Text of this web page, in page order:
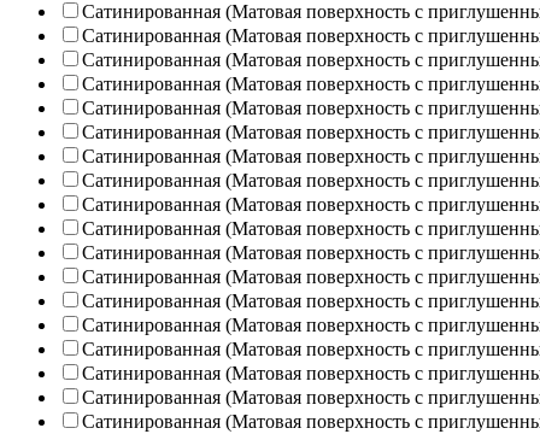
Сатинированная (Матовая поверхность с
Сатинированная (Матовая поверхность с
Сатинированная (Матовая поверхность с
Сатинированная (Матовая поверхность с
Сатинированная (Матовая поверхность с
Сатинированная (Матовая поверхность с
Сатинированная (Матовая поверхность с
Сатинированная (Матовая поверхность с
Сатинированная (Матовая поверхность с
Сатинированная (Матовая поверхность с
Сатинированная (Матовая поверхность с
Сатинированная (Матовая поверхность с
Сатинированная (Матовая поверхность с
Сатинированная (Матовая поверхность с
Сатинированная (Матовая поверхность с
Сатинированная (Матовая поверхность с
Сатинированная (Матовая поверхность с
Сатинированная (Матовая поверхность с